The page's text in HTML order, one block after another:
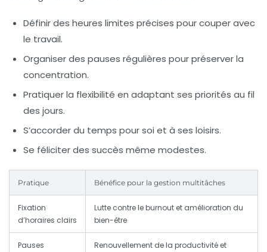
Définir des heures limites précises pour couper avec
le travail.
Organiser des pauses régulières pour préserver la
concentration.
Pratiquer la flexibilité en adaptant ses priorités au fil
des jours.
S’accorder du temps pour soi et à ses loisirs.
Se féliciter des succès même modestes.
Pratique Bénéfice pour la gestion multitâches
Fixation
d’horaires clairs
Lutte contre le burnout et amélioration du
bien-être
Pauses
Renouvellement de la productivité et